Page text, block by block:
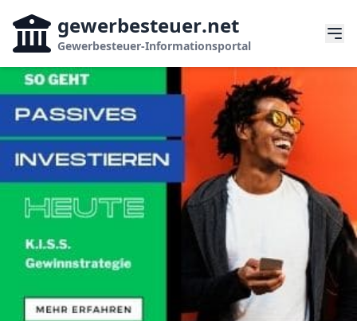
gewerbesteuer.net
Gewerbesteuer-Informationsportal